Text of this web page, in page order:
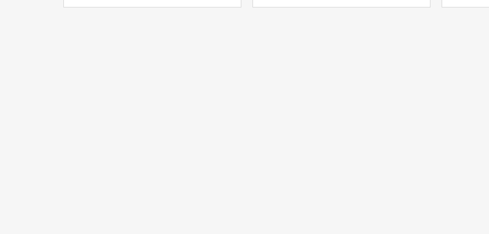
ス」 株式会社カナイ
工業株式会社
ー」